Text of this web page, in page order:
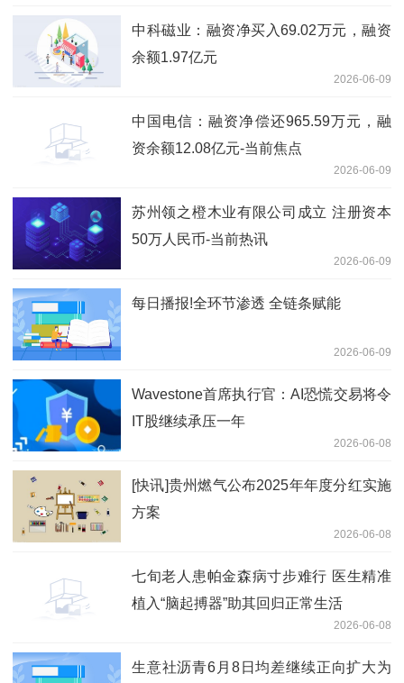
中科磁业：融资净买入69.02万元，融资
余额1.97亿元
2026-06-09
中国电信：融资净偿还965.59万元，融
资余额12.08亿元-当前焦点
2026-06-09
苏州领之橙木业有限公司成立 注册资本
50万人民币-当前热讯
2026-06-09
每日播报!全环节渗透 全链条赋能
2026-06-09
Wavestone首席执行官：AI恐慌交易将令
IT股继续承压一年
2026-06-08
[快讯]贵州燃气公布2025年年度分红实施
方案
2026-06-08
七旬老人患帕金森病寸步难行 医生精准
植入“脑起搏器”助其回归正常生活
2026-06-08
生意社沥青6月8日均差继续正向扩大为